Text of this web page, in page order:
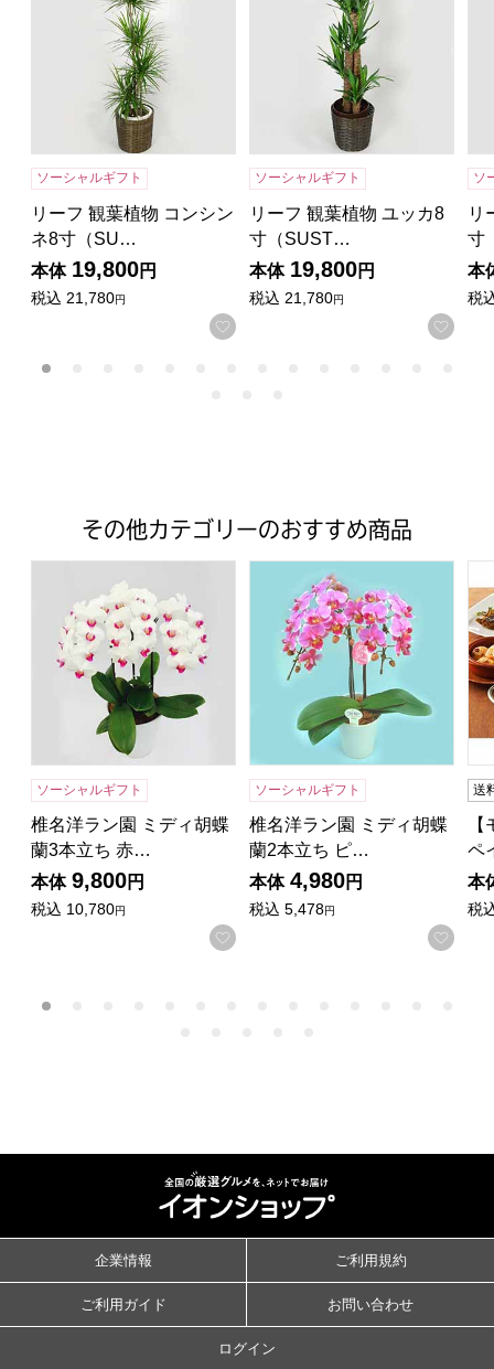
ソーシャルギフト
リーフ 観葉植物 コンシン
ネ8寸（SU…
本体 19,800円
税込 21,780円
お気に入りに登録する
ソーシャルギフト
リーフ 観葉植物 ユッカ8
寸（SUST…
本体 19,800円
税込 21,780円
お気
ソ
リ
寸
本
税
その他カテゴリーのおすすめ商品
椎名洋ラン園 ミディ胡蝶蘭3本立ち 赤リップ【花】【年
ソーシャルギフト
椎名洋ラン園 ミディ胡蝶
蘭3本立ち 赤…
本体 9,800円
税込 10,780円
お気に入りに登録する
椎名洋ラン園 ミディ胡蝶蘭2
ソーシャルギフト
椎名洋ラン園 ミディ胡蝶
蘭2本立ち ピ…
本体 4,980円
税込 5,478円
お気
送
ペ
本
税
企業情報 ご利用規約
ご利用ガイド お問い合わせ
ログイン